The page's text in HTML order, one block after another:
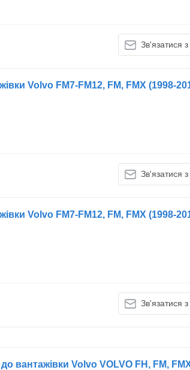
Зв'язатися
Volvo FM7-FM12, FM, FMX (1998-
Зв'язатися
Volvo FM7-FM12, FM, FMX (1998-
Зв'язатися
вантажівки Volvo VOLVO FH, FM,